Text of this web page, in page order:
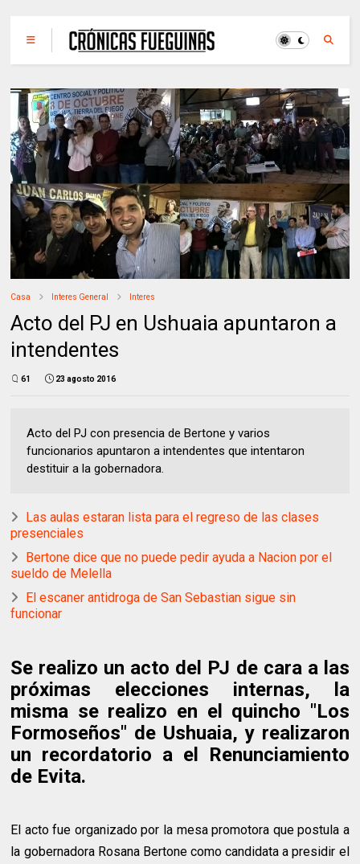
Casa Interes General Interes
Acto del PJ en Ushuaia apuntaron a
intendentes
61 23 agosto 2016
Acto del PJ con presencia de Bertone y varios
funcionarios apuntaron a intendentes que intentaron
destituir a la gobernadora.
Las aulas estaran lista para el regreso de las clases
presenciales
Bertone dice que no puede pedir ayuda a Nacion por el
sueldo de Melella
El escaner antidroga de San Sebastian sigue sin
funcionar
Se realizo un acto del PJ de cara a las
próximas elecciones internas, la
misma se realizo en el quincho "Los
Formoseños" de Ushuaia, y realizaron
un recordatorio a el Renunciamiento
de Evita.
El acto fue organizado por la mesa promotora que postula a
la gobernadora Rosana Bertone como candidata a presidir el